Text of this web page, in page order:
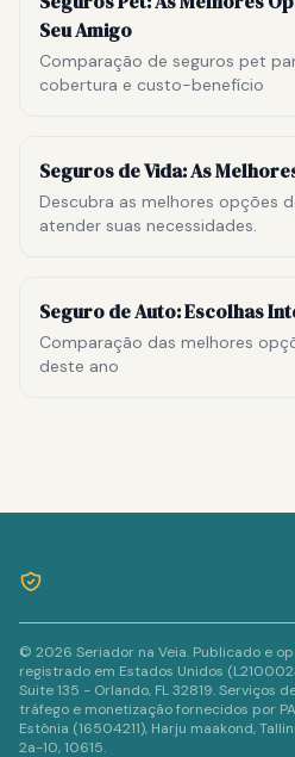
Seu Amigo
Comparação de seguros pet
cobertura e custo-benefício
Seguros de Vida: As
Descubra as melhores opções
atender suas necessidades.
Seguro de Auto: Escolhas
Comparação das melhores
deste ano
© 2026 Seriador na Veia. Publicado e
registrado em Estados Unidos
Suite 135 - Orlando, FL 32819. Serviços
tráfego e monetização fornecidos por
Estônia (16504211), Harju maakond,
2a-10, 10615.